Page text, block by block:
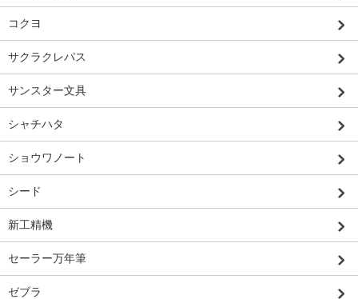
コクヨ
サクラクレパス
サンスター文具
シャチハタ
ショウワノート
シード
新工精機
セーラー万年筆
ゼブラ